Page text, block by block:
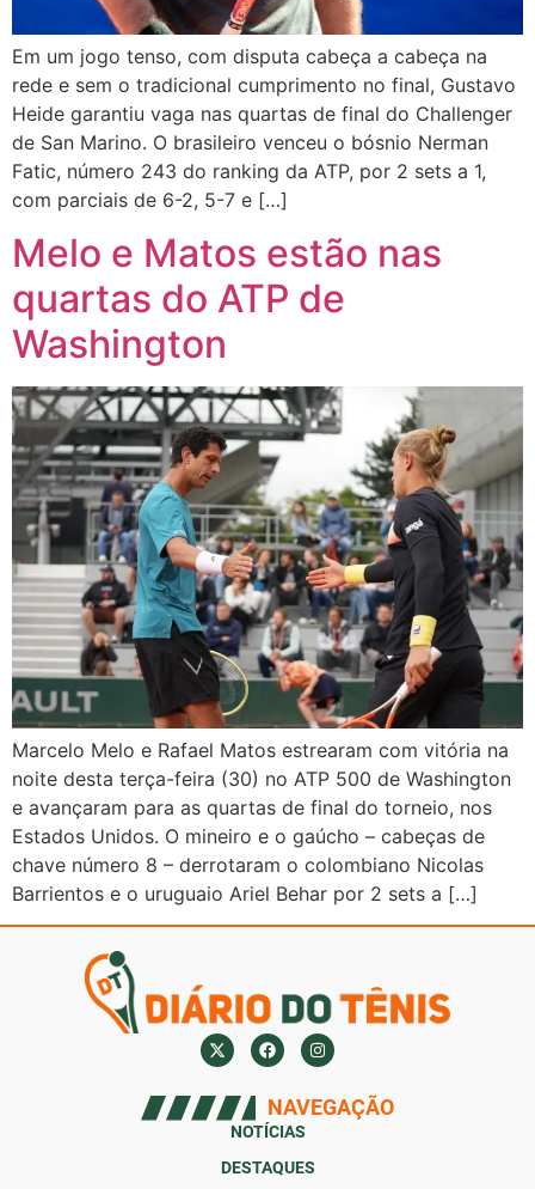
Em um jogo tenso, com disputa cabeça a cabeça na
rede e sem o tradicional cumprimento no final, Gustavo
Heide garantiu vaga nas quartas de final do Challenger
de San Marino. O brasileiro venceu o bósnio Nerman
Fatic, número 243 do ranking da ATP, por 2 sets a 1,
com parciais de 6-2, 5-7 e […]
Melo e Matos estão nas
quartas do ATP de
Washington
Marcelo Melo e Rafael Matos estrearam com vitória na
noite desta terça-feira (30) no ATP 500 de Washington
e avançaram para as quartas de final do torneio, nos
Estados Unidos. O mineiro e o gaúcho – cabeças de
chave número 8 – derrotaram o colombiano Nicolas
Barrientos e o uruguaio Ariel Behar por 2 sets a […]
NAVEGAÇÃO
NOTÍCIAS
DESTAQUES